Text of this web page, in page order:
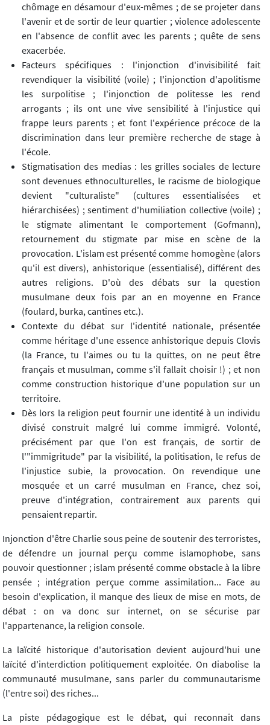
chômage en désamour d'eux-mêmes ; de se projeter dans
l'avenir et de sortir de leur quartier ; violence adolescente
en l'absence de conflit avec les parents ; quête de sens
exacerbée.
Facteurs spécifiques : l'injonction d'invisibilité fait
revendiquer la visibilité (voile) ; l'injonction d'apolitisme
les surpolitise ; l'injonction de politesse les rend
arrogants ; ils ont une vive sensibilité à l'injustice qui
frappe leurs parents ; et font l'expérience précoce de la
discrimination dans leur première recherche de stage à
l'école.
Stigmatisation des medias : les grilles sociales de lecture
sont devenues ethnoculturelles, le racisme de biologique
devient "culturaliste" (cultures essentialisées et
hiérarchisées) ; sentiment d'humiliation collective (voile) ;
le stigmate alimentant le comportement (Gofmann),
retournement du stigmate par mise en scène de la
provocation. L'islam est présenté comme homogène (alors
qu'il est divers), anhistorique (essentialisé), différent des
autres religions. D'où des débats sur la question
musulmane deux fois par an en moyenne en France
(foulard, burka, cantines etc.).
Contexte du débat sur l'identité nationale, présentée
comme héritage d'une essence anhistorique depuis Clovis
(la France, tu l'aimes ou tu la quittes, on ne peut être
français et musulman, comme s'il fallait choisir !) ; et non
comme construction historique d'une population sur un
territoire.
Dès lors la religion peut fournir une identité à un individu
divisé construit malgré lui comme immigré. Volonté,
précisément par que l'on est français, de sortir de
l'"immigritude" par la visibilité, la politisation, le refus de
l'injustice subie, la provocation. On revendique une
mosquée et un carré musulman en France, chez soi,
preuve d'intégration, contrairement aux parents qui
pensaient repartir.
Injonction d'être Charlie sous peine de soutenir des terroristes,
de défendre un journal perçu comme islamophobe, sans
pouvoir questionner ; islam présenté comme obstacle à la libre
pensée ; intégration perçue comme assimilation... Face au
besoin d'explication, il manque des lieux de mise en mots, de
débat : on va donc sur internet, on se sécurise par
l'appartenance, la religion console.
La laïcité historique d'autorisation devient aujourd'hui une
laïcité d'interdiction politiquement exploitée. On diabolise la
communauté musulmane, sans parler du communautarisme
(l'entre soi) des riches...
La piste pédagogique est le débat, qui reconnait dans